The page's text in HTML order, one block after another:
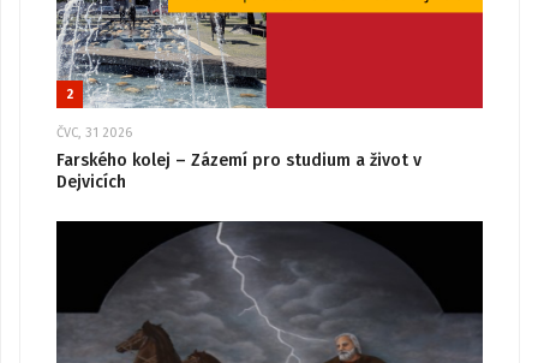
2
ČVC, 31 2026
Farského kolej – Zázemí pro studium a život v
Dejvicích